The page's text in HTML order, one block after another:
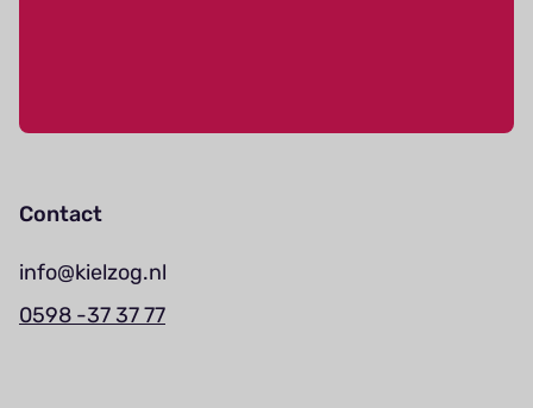
Contact
info@kielzog.nl
0598 -37 37 77